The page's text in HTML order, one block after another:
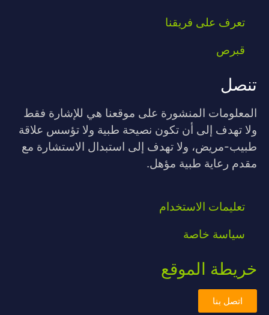
تعرف على فريقنا
قبرص
تنصل
المعلومات المنشورة على موقعنا هي للإشارة فقط
ولا تهدف إلى أن تكون نصيحة طبية ولا تؤسس علاقة
طبيب-مريض، ولا تهدف إلى استبدال الاستشارة مع
مقدم رعاية طبية مؤهل.
تعليمات الاستخدام
سياسة خاصة
خريطة الموقع
اتصل بنا